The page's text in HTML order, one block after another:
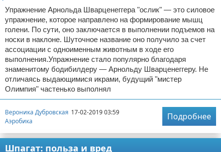
Упражнение Арнольда Шварценеггера "ослик" — это силовое
упражнение, которое направлено на формирование мышц
голени. По сути, оно заключается в выполнении подъемов на
носки в наклоне. Шуточное название оно получило за счет
ассоциации с одноименным животным в ходе его
выполнения.Упражнение стало популярно благодаря
знаменитому бодибилдеру — Арнольду Шварценеггеру. Не
отличаясь выдающимися икрами, будущий "мистер
Олимпия" частенько выполнял
Вероника Дубровская 17-02-2019 03:59
Аэробика
Подробнее
Шпагат: польза и вред